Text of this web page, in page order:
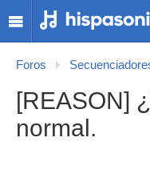
Foros
[REASON]
normal.